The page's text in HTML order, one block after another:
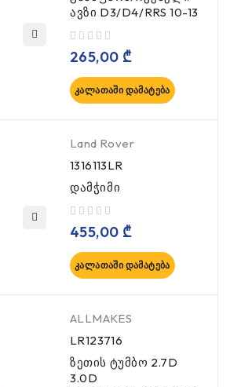
ავზი D3/D4/RRS 10-13
265,00 ₾
ᲙᲐᲚᲐᲗᲐᲨᲘ ᲓᲐᲛᲐᲢᲔᲑᲐ
Land Rover
1316113LR
დამჭიმი
455,00 ₾
ᲙᲐᲚᲐᲗᲐᲨᲘ ᲓᲐᲛᲐᲢᲔᲑᲐ
ALLMAKES
LR123716
ზეთის ტუმბო 2.7D
3.0D